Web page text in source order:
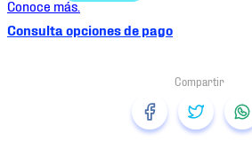
Consulta opciones de pago